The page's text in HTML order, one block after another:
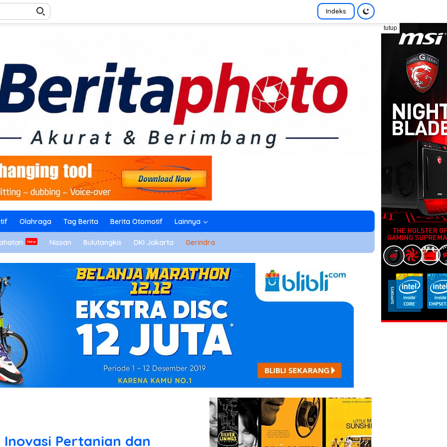
Indeks
tutup
Olahraga Tag Berita Berita Otomotif Lainnya
Nissan Bulutangkis DKI Jakarta Gerindra
Pertanian dan